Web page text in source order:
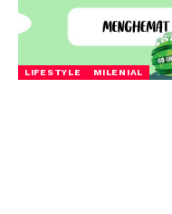
LIFESTYLE MILENIAL